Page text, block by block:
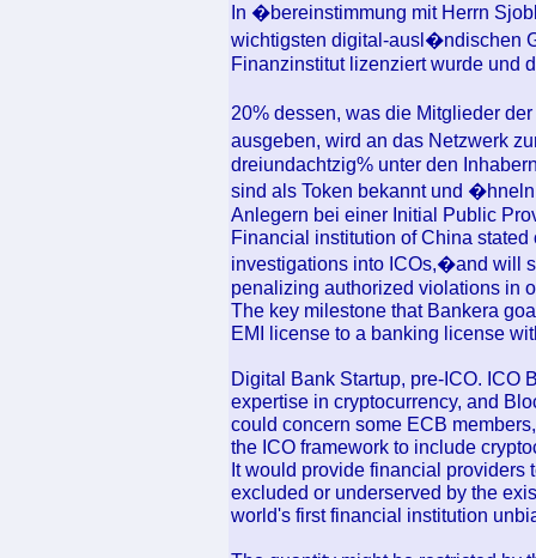
In �bereinstimmung mit Herrn
wichtigsten digital-ausl�ndischen
Finanzinstitut lizenziert wurde und
20% dessen, was die Mitglieder
ausgeben, wird an das Netzwerk
dreiundachtzig% unter den
sind als Token bekannt und
Anlegern bei einer Initial Public
Financial institution of China
investigations into ICOs,�and will
penalizing authorized violations in
The key milestone that Bankera
EMI license to a banking license
Digital Bank Startup, pre-ICO. ICO
expertise in cryptocurrency, and
could concern some ECB
the ICO framework to include
It would provide financial
excluded or underserved by the
world's first financial institution